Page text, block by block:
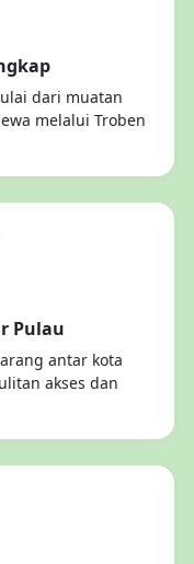
dari muatan
melalui Troben
Pulau
antar kota
akses dan